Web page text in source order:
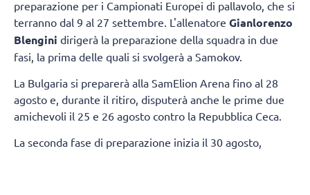
preparazione per i Campionati Europei di pallavolo, che si
terranno dal 9 al 27 settembre. L'allenatore Gianlorenzo
Blengini dirigerà la preparazione della squadra in due
fasi, la prima delle quali si svolgerà a Samokov.
La Bulgaria si preparerà alla SamElion Arena fino al 28
agosto e, durante il ritiro, disputerà anche le prime due
amichevoli il 25 e 26 agosto contro la Repubblica Ceca.
La seconda fase di preparazione inizia il 30 agosto,